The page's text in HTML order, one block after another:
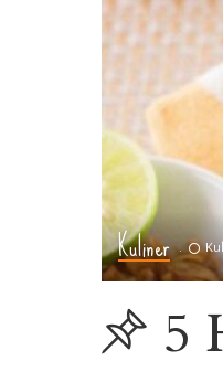
Kuliner
5